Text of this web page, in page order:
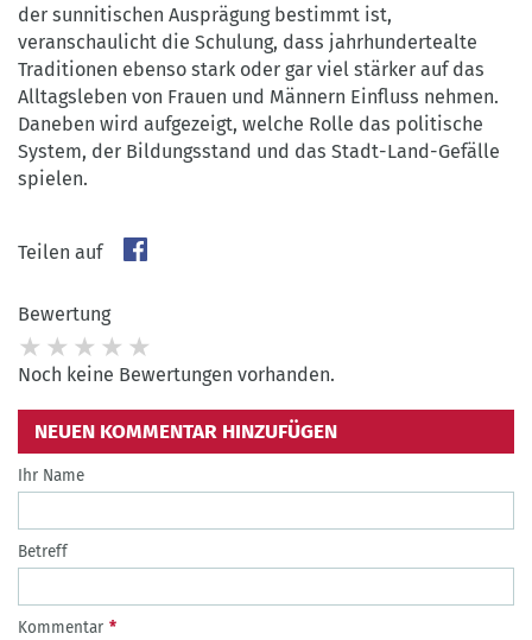
der sunnitischen Ausprägung bestimmt ist,
veranschaulicht die Schulung, dass jahrhundertealte
Traditionen ebenso stark oder gar viel stärker auf das
Alltagsleben von Frauen und Männern Einfluss nehmen.
Daneben wird aufgezeigt, welche Rolle das politische
System, der Bildungsstand und das Stadt-Land-Gefälle
spielen.
Teilen auf
Bewertung
Noch keine Bewertungen vorhanden.
NEUEN KOMMENTAR HINZUFÜGEN
Ihr Name
Betreff
Kommentar